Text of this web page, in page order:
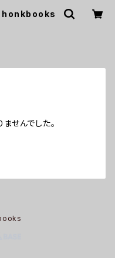
honkbooks
せんでした。